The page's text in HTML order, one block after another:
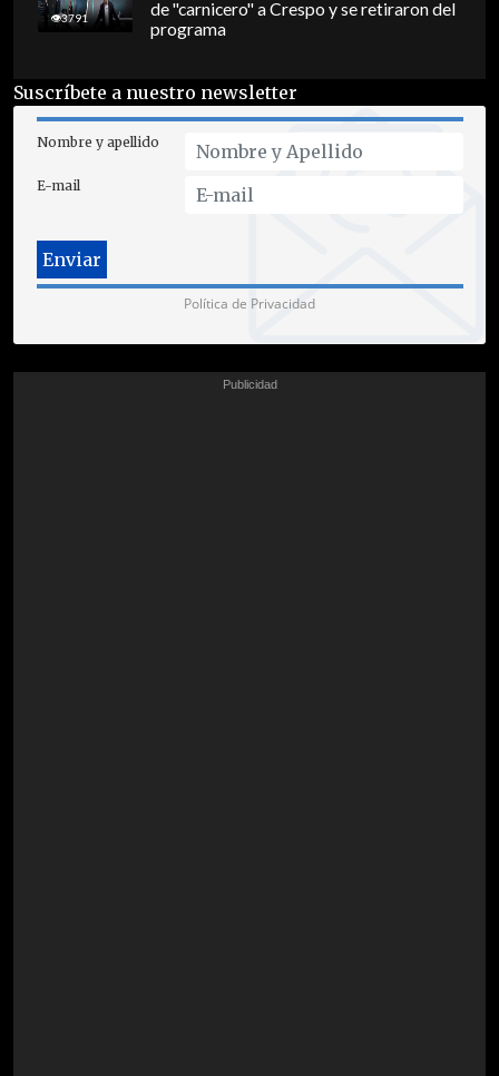
3791
de "carnicero" a Crespo y se retiraron del
programa
Suscríbete a nuestro newsletter
Nombre y apellido
E-mail
Política de Privacidad